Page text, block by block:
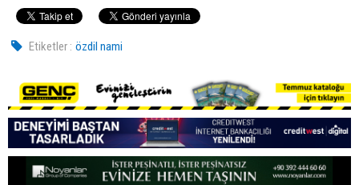
Etiketler : özdil nami